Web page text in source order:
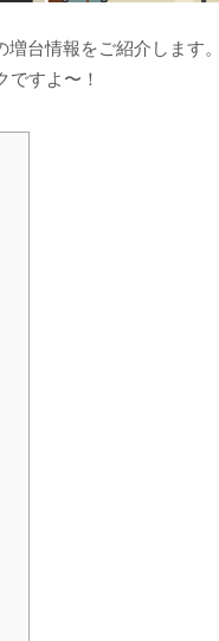
台情報をご紹介します
すよ〜！